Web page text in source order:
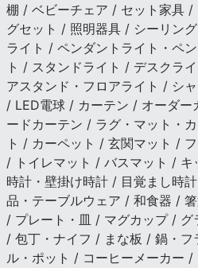
棚 / ベビーチェア / セット家具 /
グセット / 照明器具 / シーリン
ライト / ペンダントライト・ペ
ト / スタンドライト / デスクラ
アスタンド・フロアライト / シ
/ LED電球 / カーテン / オーダー
ードカーテン / ラグ・マット・
ト / カーペット / 玄関マット /
/ トイレマット / バスマット /
時計・壁掛け時計 / 目覚まし時
品・テーブルウェア / 和食器 /
/ プレート・皿 / マグカップ / グ
/ 包丁・ナイフ / まな板 / 鍋・フ
ル・ポット / コーヒーメーカー